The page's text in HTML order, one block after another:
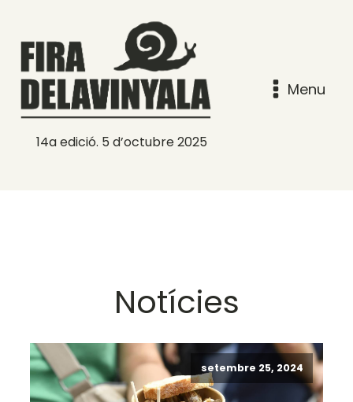
14a edició. 5 d’octubre 2025
Menu
Notícies
setembre 25, 2024